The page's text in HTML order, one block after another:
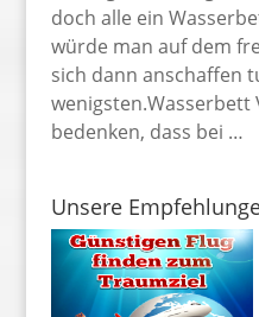
doch alle ein
würde man auf dem
sich dann anschaffen
wenigsten.Wasserbett
bedenken, dass bei …
Unsere